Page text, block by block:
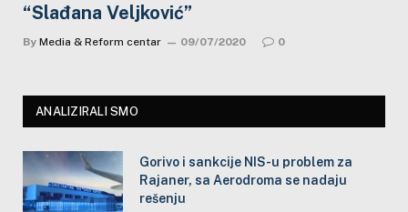
“Slađana Veljković”
By Media & Reform centar 09/07/2020 0
ANALIZIRALI SMO
Gorivo i sankcije NIS-u problem za
Rajaner, sa Aerodroma se nadaju
rešenju